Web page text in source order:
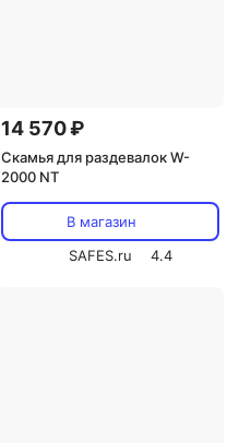
14 570 ₽
Скамья для раздевалок W-
2000 NT
В магазин
SAFES.ru
4.4